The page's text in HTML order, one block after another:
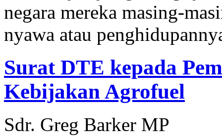
negara mereka masing-
nyawa atau
Surat DTE kepada
Kebijakan Agrofuel
Sdr. Greg Barker MP